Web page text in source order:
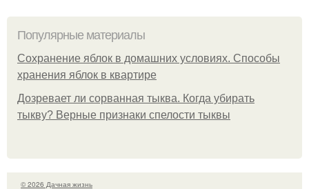
Популярные материалы
Сохранение яблок в домашних условиях. Способы
хранения яблок в квартире
Дозревает ли сорванная тыква. Когда убирать
тыкву? Верные признаки спелости тыквы
© 2026 Дачная жизнь